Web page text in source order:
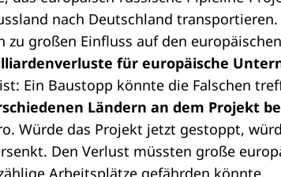
nach Deutschland
zu großen Einfluss auf den
für europäische
Ein Baustopp könnte die Falschen
Ländern an dem Projekt
Würde das Projekt jetzt gestoppt,
Den Verlust müssten große
Arbeitsplätze gefährden könnte.